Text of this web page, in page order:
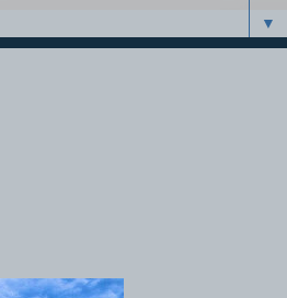
▼